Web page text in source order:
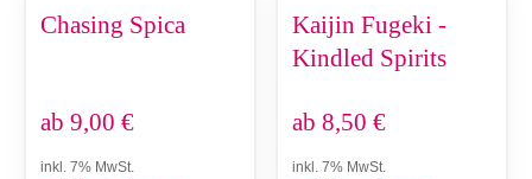
Chasing Spica
ab 9,00 €
inkl. 7% MwSt.
Kaijin Fugeki -
Kindled Spirits
ab 8,50 €
inkl. 7% MwSt.